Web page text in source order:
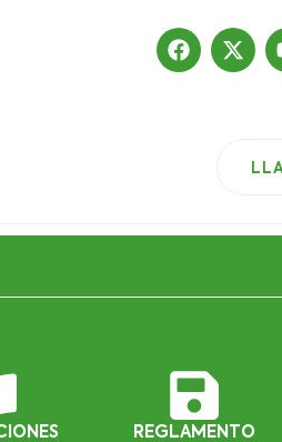
, nuestro sitio ha migrado
REGLAMENTO